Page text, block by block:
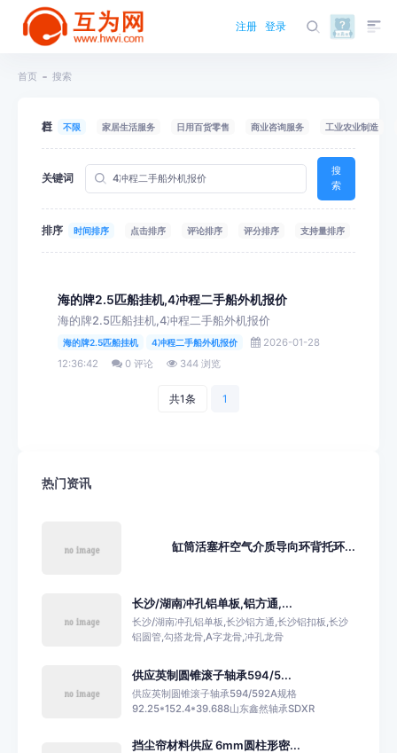
注册 登录
首页 搜索
栏目 不限 家居生活服务 日用百货零售 商业咨询服务 工业农业制造
关键词
搜
索
排序 时间排序 点击排序 评论排序 评分排序 支持量排序
海的牌2.5匹船挂机,4冲程二手船外机报价
海的牌2.5匹船挂机,4冲程二手船外机报价
海的牌2.5匹船挂机 4冲程二手船外机报价
2026-01-28
12:36:42
0 评论 344 浏览
共1条 1
热门资讯
缸筒活塞杆空气介质导向环背托环...
长沙/湖南冲孔铝单板,铝方通,...
长沙/湖南冲孔铝单板,长沙铝方通,长沙铝扣板,长沙
铝圆管,勾搭龙骨,A字龙骨,冲孔龙骨
供应英制圆锥滚子轴承594/5...
供应英制圆锥滚子轴承594/592A规格
92.25*152.4*39.688山东鑫然轴承SDXR
挡尘帘材料供应 6mm圆柱形密...